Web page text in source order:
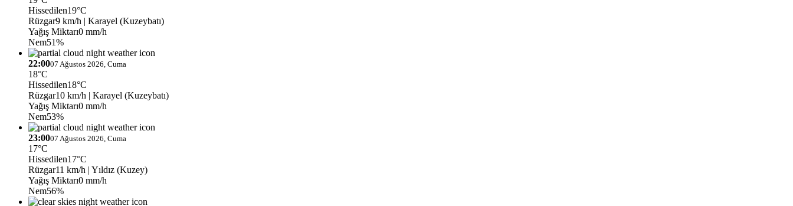
Hissedilen19°C
Rüzgar9 km/h | Karayel (Kuzeybatı)
Yağış Miktarı0 mm/h
Nem51%
22:0007 Ağustos 2026, Cuma
18°C
Hissedilen18°C
Rüzgar10 km/h | Karayel (Kuzeybatı)
Yağış Miktarı0 mm/h
Nem53%
23:0007 Ağustos 2026, Cuma
17°C
Hissedilen17°C
Rüzgar11 km/h | Yıldız (Kuzey)
Yağış Miktarı0 mm/h
Nem56%